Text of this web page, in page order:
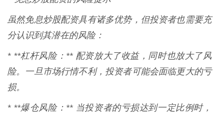
虽然免息炒股配资具有诸多优势，但投资者也需要充
分认识到其潜在的风险：
* **杠杆风险：** 配资放大了收益，同时也放大了风
险。一旦市场行情不利，投资者可能会面临更大的亏
损。
* **爆仓风险：** 当投资者的亏损达到一定比例时，